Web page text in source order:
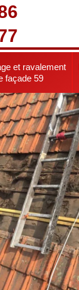
et ravalement
façade 59